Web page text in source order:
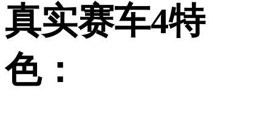
真实赛车4特
色：